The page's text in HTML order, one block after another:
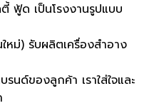
ฟู้ด เป็นโรงงานรูปแบบ
หม่) รับผลิตเครื่องสำอาง
นด์ของลูกค้า เราใส่ใจและ